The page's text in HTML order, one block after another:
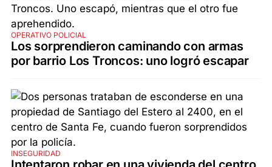
OPERATIVO POLICIAL
Los sorprendieron caminando con armas
por barrio Los Troncos: uno logró escapar
INSEGURIDAD